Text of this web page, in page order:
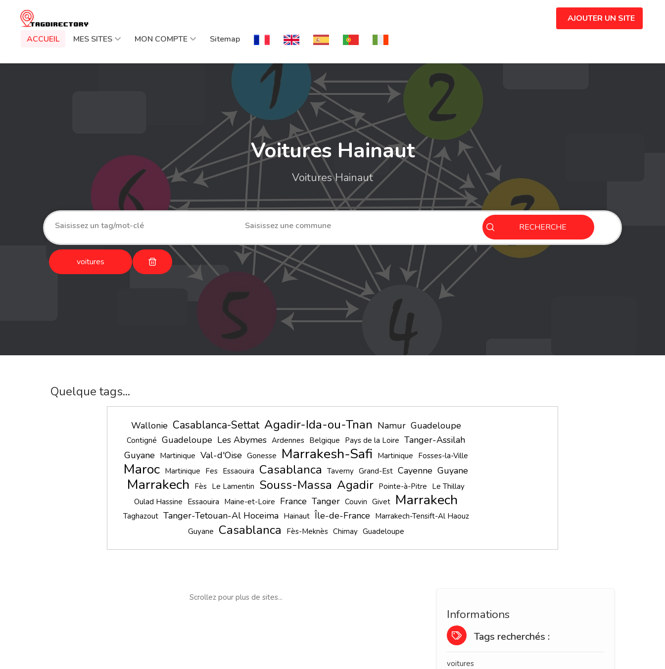
ACCUEIL MES SITES MON COMPTE Sitemap
AJOUTER UN SITE
Voitures Hainaut
Voitures Hainaut
RECHERCHE
voitures
Quelque tags...
Wallonie Casablanca-Settat Agadir-Ida-ou-Tnan Namur Guadeloupe
Contigné Guadeloupe Les Abymes Ardennes Belgique Pays de la Loire Tanger-Assilah
Guyane Martinique Val-d'Oise Gonesse Marrakesh-Safi Martinique Fosses-la-Ville
Maroc Martinique Fes Essaouira Casablanca Taverny Grand-Est Cayenne Guyane
Marrakech Fès Le Lamentin Souss-Massa Agadir Pointe-à-Pitre Le Thillay
Oulad Hassine Essaouira Maine-et-Loire France Tanger Couvin Givet Marrakech
Taghazout Tanger-Tetouan-Al Hoceima Hainaut Île-de-France Marrakech-Tensift-Al Haouz
Guyane Casablanca Fès-Meknès Chimay Guadeloupe
Scrollez pour plus de sites...
Informations
Tags recherchés :
voitures